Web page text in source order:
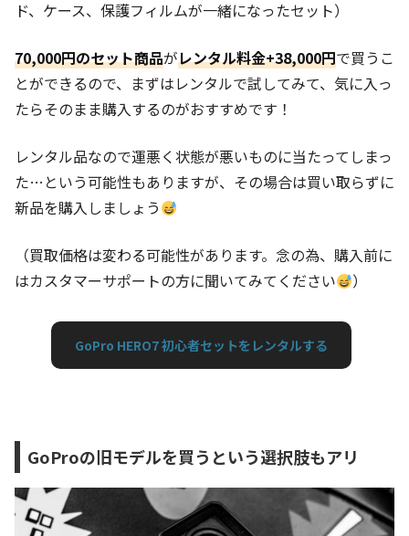
ド、ケース、保護フィルムが一緒になったセット）
70,000円のセット商品がレンタル料金+38,000円で買うこ
とができるので、まずはレンタルで試してみて、気に入っ
たらそのまま購入するのがおすすめです！
レンタル品なので運悪く状態が悪いものに当たってしまっ
た…という可能性もありますが、その場合は買い取らずに
新品を購入しましょう
（買取価格は変わる可能性があります。念の為、購入前に
はカスタマーサポートの方に聞いてみてください
）
GoPro HERO7 初心者セットをレンタルする
GoProの旧モデルを買うという選択肢もアリ